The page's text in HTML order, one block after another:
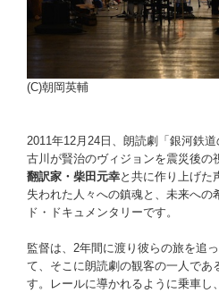
(C)朝岡英輔
2011年12月24日、朗読劇「銀河鉄道
古川が賢治のヴィジョンを震災後
翻訳家・柴田元幸と共に作り上げた
失われた人々への鎮魂と、未来へ
ド・ドキュメンタリーです。
監督は、2年間に渡り彼らの旅を追
て、そこに朗読劇の観客の一人であ
す。レールに導かれるように乗車